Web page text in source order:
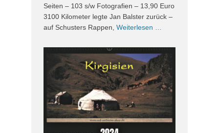
Seiten – 103 s/w Fotografien – 13,90 Euro
3100 Kilometer legte Jan Balster zurück –
auf Schusters Rappen, Weiterlesen …